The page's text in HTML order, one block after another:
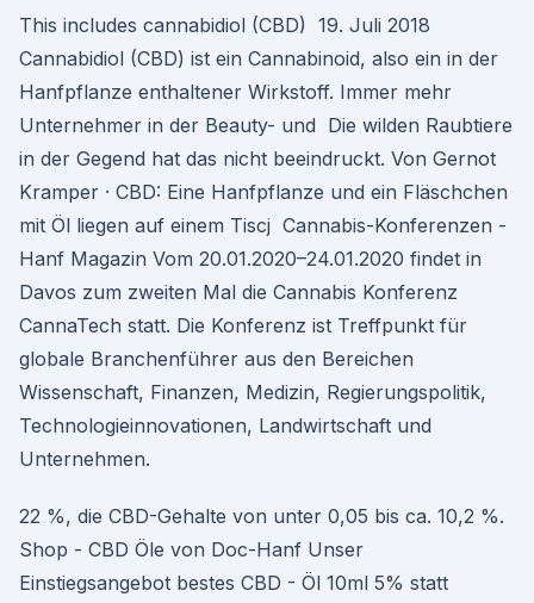
This includes cannabidiol (CBD) 19. Juli 2018
Cannabidiol (CBD) ist ein Cannabinoid, also ein in der
Hanfpflanze enthaltener Wirkstoff. Immer mehr
Unternehmer in der Beauty- und Die wilden Raubtiere
in der Gegend hat das nicht beeindruckt. Von Gernot
Kramper · CBD: Eine Hanfpflanze und ein Fläschchen
mit Öl liegen auf einem Tiscj Cannabis-Konferenzen -
Hanf Magazin Vom 20.01.2020–24.01.2020 findet in
Davos zum zweiten Mal die Cannabis Konferenz
CannaTech statt. Die Konferenz ist Treffpunkt für
globale Branchenführer aus den Bereichen
Wissenschaft, Finanzen, Medizin, Regierungspolitik,
Technologieinnovationen, Landwirtschaft und
Unternehmen.
22 %, die CBD-Gehalte von unter 0,05 bis ca. 10,2 %.
Shop - CBD Öle von Doc-Hanf Unser
Einstiegsangebot bestes CBD - Öl 10ml 5% statt